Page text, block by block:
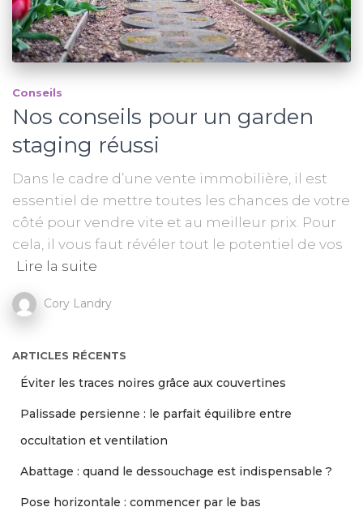
Conseils
Nos conseils pour un garden
staging réussi
Dans le cadre d’une vente immobilière, il est
essentiel de mettre toutes les chances de votre
côté pour vendre vite et au meilleur prix. Pour
cela, il vous faut révéler tout le potentiel de vos
Lire la suite
Cory Landry
ARTICLES RÉCENTS
Éviter les traces noires grâce aux couvertines
Palissade persienne : le parfait équilibre entre
occultation et ventilation
Abattage : quand le dessouchage est indispensable ?
Pose horizontale : commencer par le bas